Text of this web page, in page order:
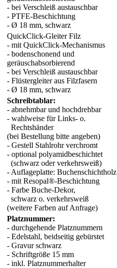
- bei Verschleiß austauschbar
- PTFE-Beschichtung
- Ø 18 mm, schwarz
QuickClick-Gleiter Filz
- mit QuickClick-Mechanismus
- bodenschonend und
geräuschabsorbierend
- bei Verschleiß austauschbar
- Flüstergleiter aus Filzfasern
- Ø 18 mm, schwarz
Schreibtablar:
- abnehmbar und hochdrehbar
- wahlweise für Links- o.
Rechtshänder
(bei Bestellung bitte angeben)
- Gestell Stahlrohr verchromt
- optional polyamidbeschichtet
(schwarz oder verkehrsweiß)
- Auflageplatte: Buchenschichtholz
- mit Resopal®-Beschichtung
- Farbe Buche-Dekor,
schwarz o. verkehrsweiß
(weitere Farben auf Anfrage)
Platznummer:
- durchgehende Platznummern
- Edelstahl, beidseitig gebürstet
- Gravur schwarz
- Schriftgröße 15 mm
- inkl. Platznummerhalter